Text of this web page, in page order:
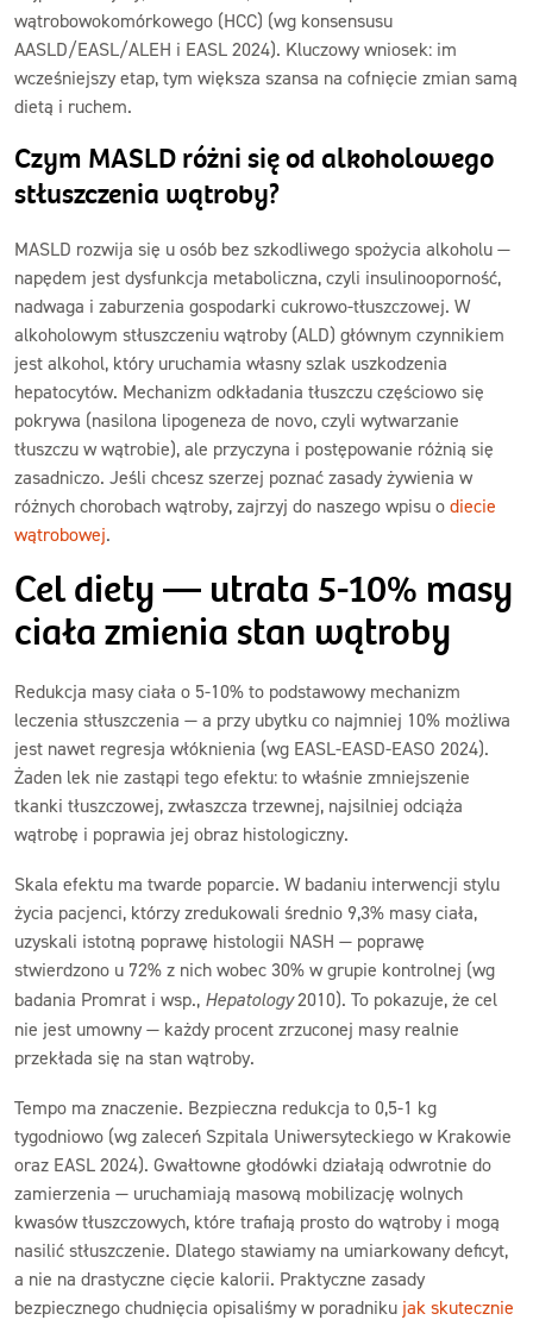
wątrobowokomórkowego (HCC) (wg konsensusu
AASLD/EASL/ALEH i EASL 2024). Kluczowy wniosek: im
wcześniejszy etap, tym większa szansa na cofnięcie zmian samą
dietą i ruchem.
Czym MASLD różni się od alkoholowego
stłuszczenia wątroby?
MASLD rozwija się u osób bez szkodliwego spożycia alkoholu —
napędem jest dysfunkcja metaboliczna, czyli insulinooporność,
nadwaga i zaburzenia gospodarki cukrowo-tłuszczowej. W
alkoholowym stłuszczeniu wątroby (ALD) głównym czynnikiem
jest alkohol, który uruchamia własny szlak uszkodzenia
hepatocytów. Mechanizm odkładania tłuszczu częściowo się
pokrywa (nasilona lipogeneza de novo, czyli wytwarzanie
tłuszczu w wątrobie), ale przyczyna i postępowanie różnią się
zasadniczo. Jeśli chcesz szerzej poznać zasady żywienia w
różnych chorobach wątroby, zajrzyj do naszego wpisu o diecie
wątrobowej.
Cel diety — utrata 5-10% masy
ciała zmienia stan wątroby
Redukcja masy ciała o 5-10% to podstawowy mechanizm
leczenia stłuszczenia — a przy ubytku co najmniej 10% możliwa
jest nawet regresja włóknienia (wg EASL-EASD-EASO 2024).
Żaden lek nie zastąpi tego efektu: to właśnie zmniejszenie
tkanki tłuszczowej, zwłaszcza trzewnej, najsilniej odciąża
wątrobę i poprawia jej obraz histologiczny.
Skala efektu ma twarde poparcie. W badaniu interwencji stylu
życia pacjenci, którzy zredukowali średnio 9,3% masy ciała,
uzyskali istotną poprawę histologii NASH — poprawę
stwierdzono u 72% z nich wobec 30% w grupie kontrolnej (wg
badania Promrat i wsp., Hepatology2010). To pokazuje, że cel
nie jest umowny — każdy procent zrzuconej masy realnie
przekłada się na stan wątroby.
Tempo ma znaczenie. Bezpieczna redukcja to 0,5-1 kg
tygodniowo (wg zaleceń Szpitala Uniwersyteckiego w Krakowie
oraz EASL 2024). Gwałtowne głodówki działają odwrotnie do
zamierzenia — uruchamiają masową mobilizację wolnych
kwasów tłuszczowych, które trafiają prosto do wątroby i mogą
nasilić stłuszczenie. Dlatego stawiamy na umiarkowany deficyt,
a nie na drastyczne cięcie kalorii. Praktyczne zasady
bezpiecznego chudnięcia opisaliśmy w poradniku jak skutecznie